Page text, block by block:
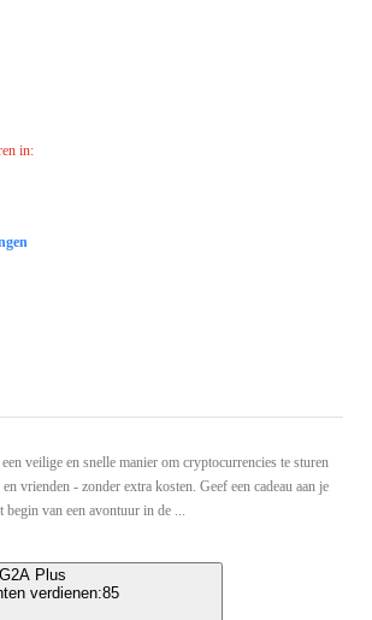
in:
veilige en snelle manier om cryptocurrencies te sturen
vrienden - zonder extra kosten. Geef een cadeau aan je
begin van een avontuur in de ...
G2A Plus
verdienen:85